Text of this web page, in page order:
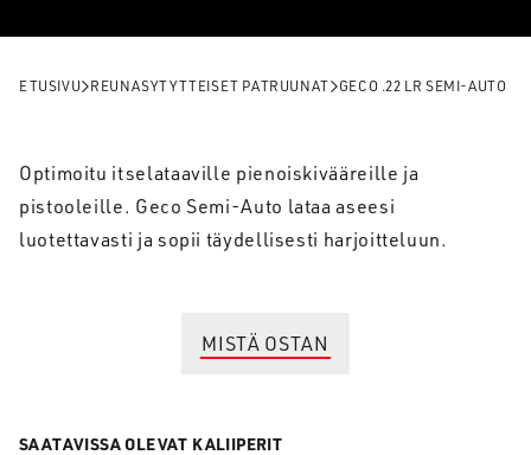
ETUSIVU REUNASYTYTTEISET PATRUUNAT GECO .22 LR SEMI-AUTO
Optimoitu itselataaville pienoiskivääreille ja
pistooleille. Geco Semi-Auto lataa aseesi
luotettavasti ja sopii täydellisesti harjoitteluun.
MISTÄ OSTAN
SAATAVISSA OLEVAT KALIIPERIT